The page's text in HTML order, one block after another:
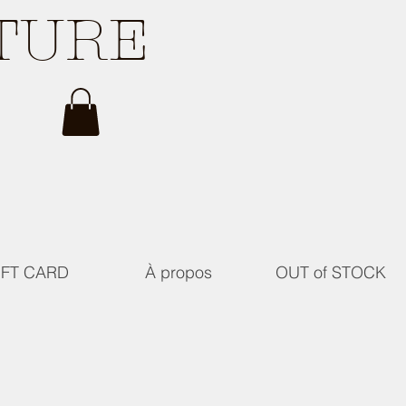
CARD À propos OUT of STOCK